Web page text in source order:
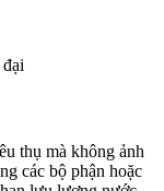
thụ mà không ảnh
các bộ phận hoặc